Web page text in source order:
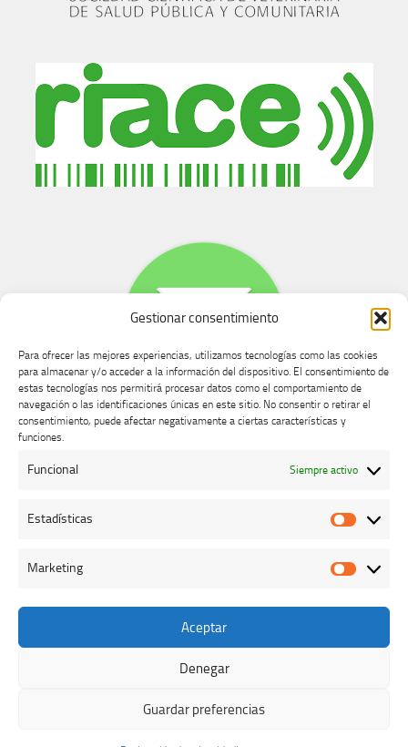
Gestionar consentimiento
Para ofrecer las mejores experiencias, utilizamos tecnologías como las cookies
para almacenar y/o acceder a la información del dispositivo. El consentimiento de
estas tecnologías nos permitirá procesar datos como el comportamiento de
navegación o las identificaciones únicas en este sitio. No consentir o retirar el
consentimiento, puede afectar negativamente a ciertas características y
funciones.
Funcional Siempre activo
Estadísticas
Marketing
Aceptar
Denegar
Guardar preferencias
Buzón de dudas, quejas y sugerencias
Colegio Oficial de Veterinarios de Cáceres © 2026. Todos los